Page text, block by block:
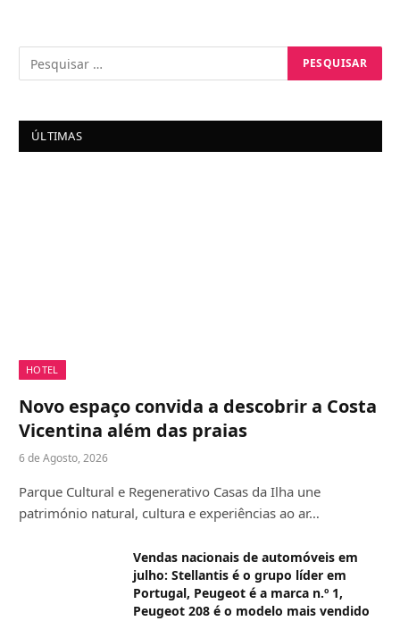
ÚLTIMAS
HOTEL
Novo espaço convida a descobrir a Costa
Vicentina além das praias
6 de Agosto, 2026
Parque Cultural e Regenerativo Casas da Ilha une
património natural, cultura e experiências ao ar…
Vendas nacionais de automóveis em
julho: Stellantis é o grupo líder em
Portugal, Peugeot é a marca n.º 1,
Peugeot 208 é o modelo mais vendido